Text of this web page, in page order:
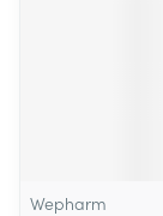
Wepharm